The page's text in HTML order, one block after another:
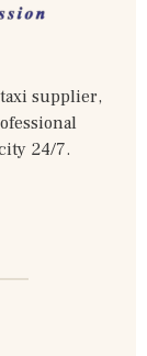
supplier,
24/7.